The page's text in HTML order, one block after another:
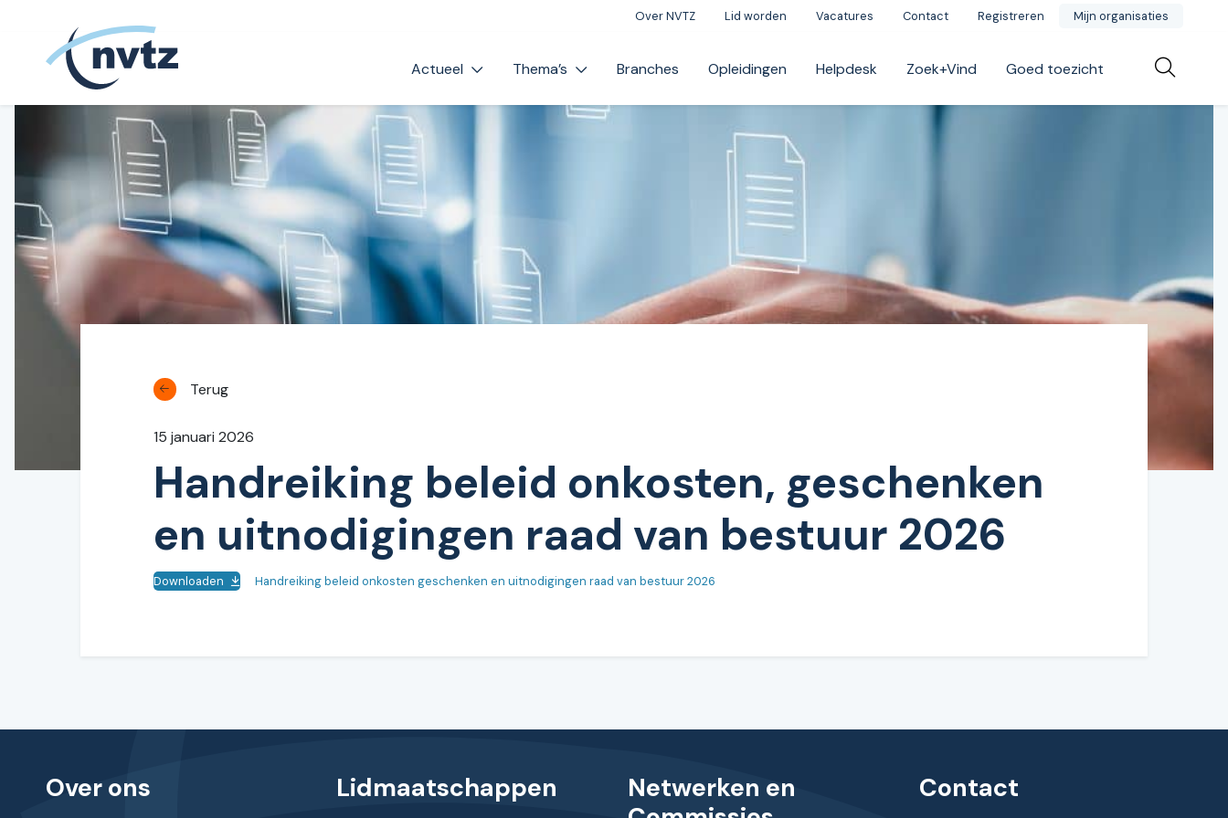
Over NVTZ Lid worden Vacatures Contact Registreren Mijn organisaties
NVTZ
Actueel Thema’s Branches Opleidingen Helpdesk Zoek+Vind Goed toezicht
Terug
15 januari 2026
Handreiking beleid onkosten, geschenken
en uitnodigingen raad van bestuur 2026
Handreiking beleid onkosten geschenken en uitnodigingen raad van bestuur 2026
Downloaden
Over ons Lidmaatschappen
Netwerken en
Contact